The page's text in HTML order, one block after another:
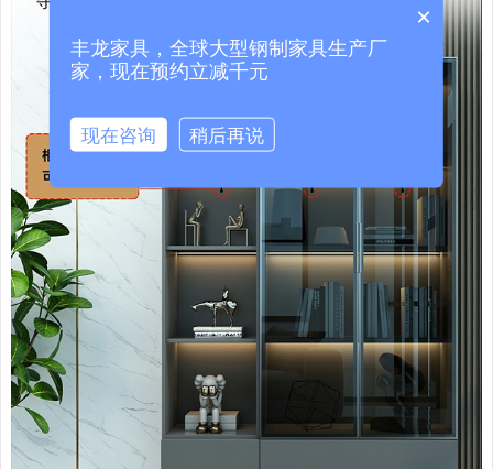
×
丰龙家具，全球大型钢制家具生产厂
家，现在预约立减千元
现在咨询 稍后再说